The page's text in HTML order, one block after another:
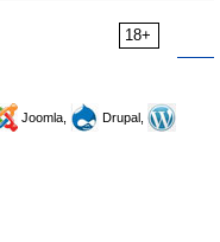
18+
Joomla,
Drupal,